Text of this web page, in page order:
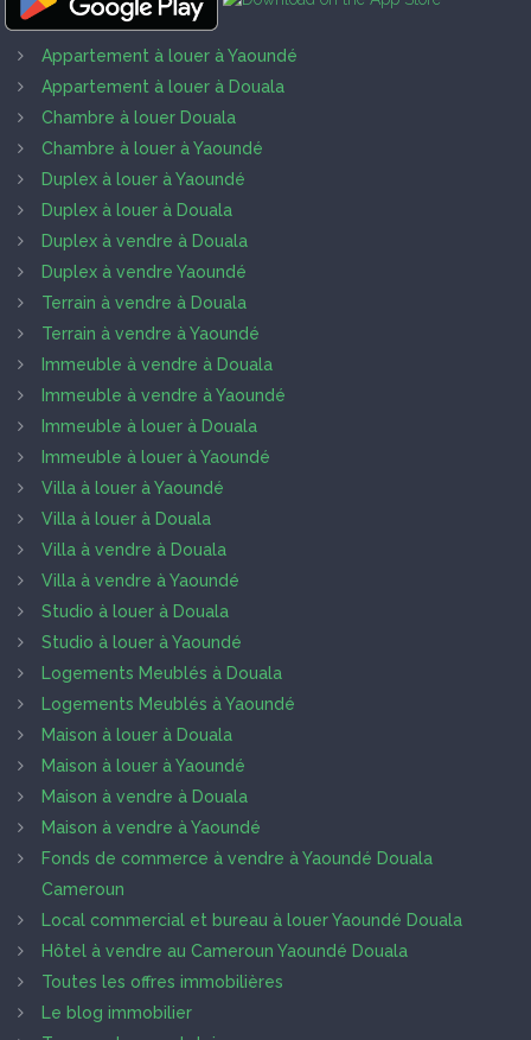
Appartement à louer à Yaoundé
Appartement à louer à Douala
Chambre à louer Douala
Chambre à louer à Yaoundé
Duplex à louer à Yaoundé
Duplex à louer à Douala
Duplex à vendre à Douala
Duplex à vendre Yaoundé
Terrain à vendre à Douala
Terrain à vendre à Yaoundé
Immeuble à vendre à Douala
Immeuble à vendre à Yaoundé
Immeuble à louer à Douala
Immeuble à louer à Yaoundé
Villa à louer à Yaoundé
Villa à louer à Douala
Villa à vendre à Douala
Villa à vendre à Yaoundé
Studio à louer à Douala
Studio à louer à Yaoundé
Logements Meublés à Douala
Logements Meublés à Yaoundé
Maison à louer à Douala
Maison à louer à Yaoundé
Maison à vendre à Douala
Maison à vendre à Yaoundé
Fonds de commerce à vendre à Yaoundé Douala
Cameroun
Local commercial et bureau à louer Yaoundé Douala
Hôtel à vendre au Cameroun Yaoundé Douala
Toutes les offres immobilières
Le blog immobilier